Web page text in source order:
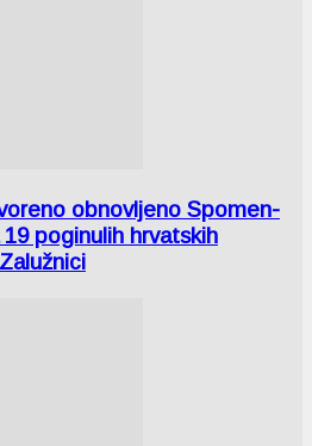
obnovljeno Spomen-
poginulih hrvatskih